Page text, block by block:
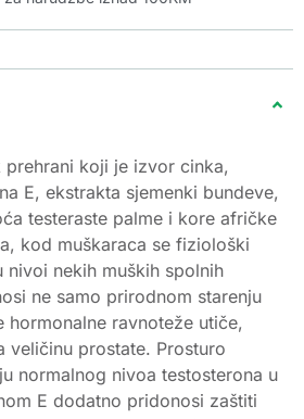
koji je izvor cinka,
E, ekstrakta sjemenki bundeve,
testeraste palme i kore afričke
kod muškaraca se fiziološki
nivoi nekih muških spolnih
ne samo prirodnom starenju
hormonalne ravnoteže utiče,
veličinu prostate. Prosturo
normalnog nivoa testosterona u
E dodatno pridonosi zaštiti